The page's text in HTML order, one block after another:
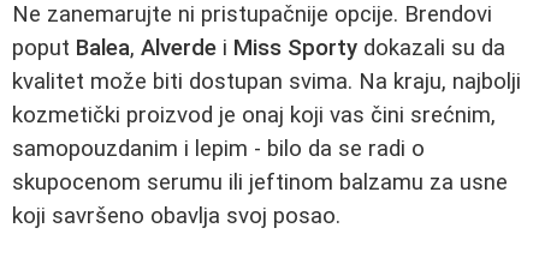
Ne zanemarujte ni pristupačnije opcije. Brendovi
poput Balea, Alverde i Miss Sporty dokazali su da
kvalitet može biti dostupan svima. Na kraju, najbolji
kozmetički proizvod je onaj koji vas čini srećnim,
samopouzdanim i lepim - bilo da se radi o
skupocenom serumu ili jeftinom balzamu za usne
koji savršeno obavlja svoj posao.